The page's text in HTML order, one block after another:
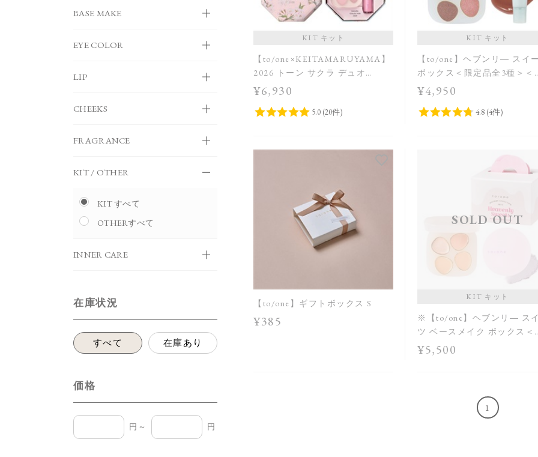
BASE MAKE
EYE COLOR
LIP
CHEEKS
FRAGRANCE
KIT / OTHER
KIT すべて
OTHERすべて
INNER CARE
在庫状況
すべて 在庫あり
価格
円～ 円
KIT キット
【to/one×KEITAMARUYAMA】
2026 トーン サクラ デュオ
［A,B］＜限定品＞
¥6,930
KIT キット
【to/one】ヘブンリ― スイ
ボックス＜限定品全3種＞＜
Holiday Collection＞
¥4,950
【to/one】ギフトボックス S
¥385
SOLD OUT
KIT キット
※【to/one】ヘブンリ― ス
ツ ベースメイク ボックス＜
Holiday Collection＞
¥5,500
1